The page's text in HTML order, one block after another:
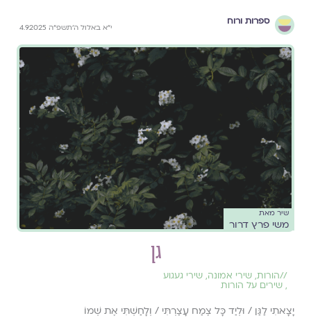
ספרות ורוח
י״א באלול ה׳תשפ״ה 4.9.2025
שיר מאת
משי פרץ דרור
גן
//הורות, שירי אמונה, שירי געגוע
, שירים על הורות
יָצָאתִי לַגַּן / וּלְיַד כָּל צֶמַח עָצַרְתִּי / וְלָחַשְׁתִּי אֶת שְׁמוֹ